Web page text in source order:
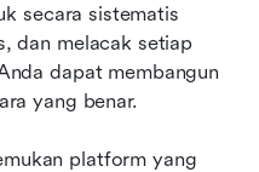
secara sistematis
dan melacak setiap
dapat membangun
yang benar.
platform yang
manajemen